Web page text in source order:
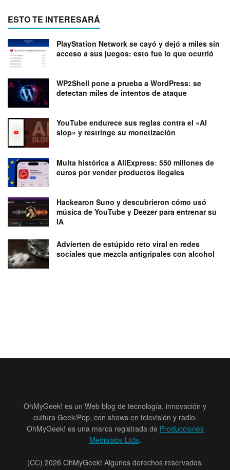
ESTO TE INTERESARÁ
PlayStation Network se cayó y dejó a miles sin
acceso a sus juegos: esto fue lo que ocurrió
WP2Shell pone a prueba a WordPress: se
detectan miles de intentos de ataque
YouTube endurece sus reglas contra el «AI
slop» y restringe su monetización
Multa histórica a AliExpress: 550 millones de
euros por vender productos ilegales
Hackearon Suno y descubrieron cómo usó
música de YouTube y Deezer para entrenar su
IA
Advierten de estúpido reto viral en redes
sociales que mezcla antigripales con alcohol
OhMyGeek! es un Web blog de tecnología, innovación y
cultura Geek/Pop, con shows en televisión y radio.
OhMyGeek! es una marca registrada de Producciones
Medialabs Ltda.
(CC) 2026 OhMyGeek! Algunos derechos reservados.